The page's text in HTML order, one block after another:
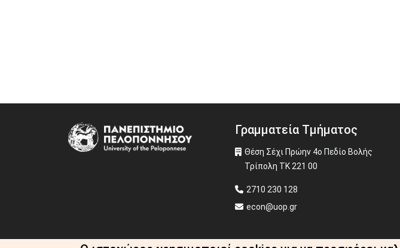
Image Γραμματεία Τμήματος
Θέση Σέχι Πρώην 4ο Πεδίο Βολής
Τρίπολη ΤΚ 221 00
2710 230 128
econ@uop.gr